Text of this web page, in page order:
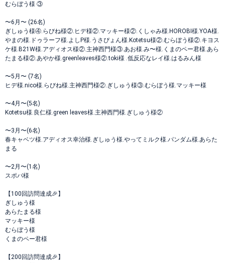
むらぼう様 ③
〜6月〜 (26名)
ぎしゅう様④.らびね様②.ヒデ様②.マッキー様②.くしゃみ様.HOROBI様.YOA様.
やまの様.ドゥラーフ様.よしP様.うさぴょん様.Kotetsu様②.むらぼう様②.キヨス
ケ様.B21W様.アディオス様②.主神西門様③.あお様.み〜様.くまのペー君様.あら
たまる様②.あやか様.greenleaves様②.toki様 .低反応なレイ様.はるみん様
〜5月〜 (7名)
ヒデ様.nico様.らびね様.主神西門様②.ぎしゅう様③.むらぼう様.マッキー様
〜4月〜(5名)
Kotetsu様.良仁様.green leaves様.主神西門様.ぎしゅう様②
〜3月〜(6名)
春キャベツ様.アディオス幸治様.ぎしゅう様.やってミルク様.パンダム様.あらた
まる
〜2月〜(1名)
スポバ様
【100回訪問達成🎉】
ぎしゅう様
あらたまる様
マッキー様
むらぼう様
くまのペー君様
【200回訪問達成🎉】